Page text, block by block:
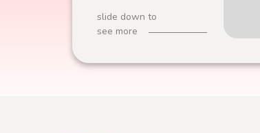
slide down to
see more